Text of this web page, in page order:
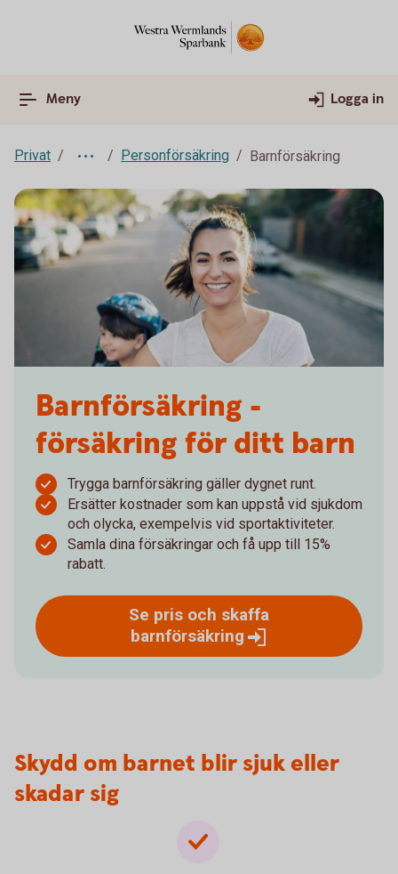
Meny Logga in
Privat Personförsäkring Barnförsäkring
Barnförsäkring -
försäkring för ditt barn
Trygga barnförsäkring gäller dygnet runt.
Ersätter kostnader som kan uppstå vid sjukdom
och olycka, exempelvis vid sportaktiviteter.
Samla dina försäkringar och få upp till 15%
rabatt.
Se pris och skaffa
barnförsäkring
Skydd om barnet blir sjuk eller
skadar sig